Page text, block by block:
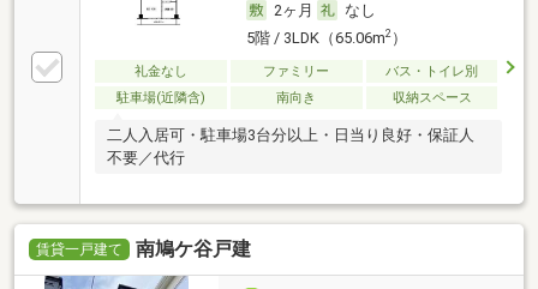
2ヶ月
なし
5階 / 3LDK（65.06m2）
礼金なし ファミリー
バス・トイレ別
駐車場(近隣含)
南向き 収納スペース
二人入居可・駐車場3台分以上・日当り良好・保証人
不要／代行
賃貸一戸建て 南鳩ケ谷戸建